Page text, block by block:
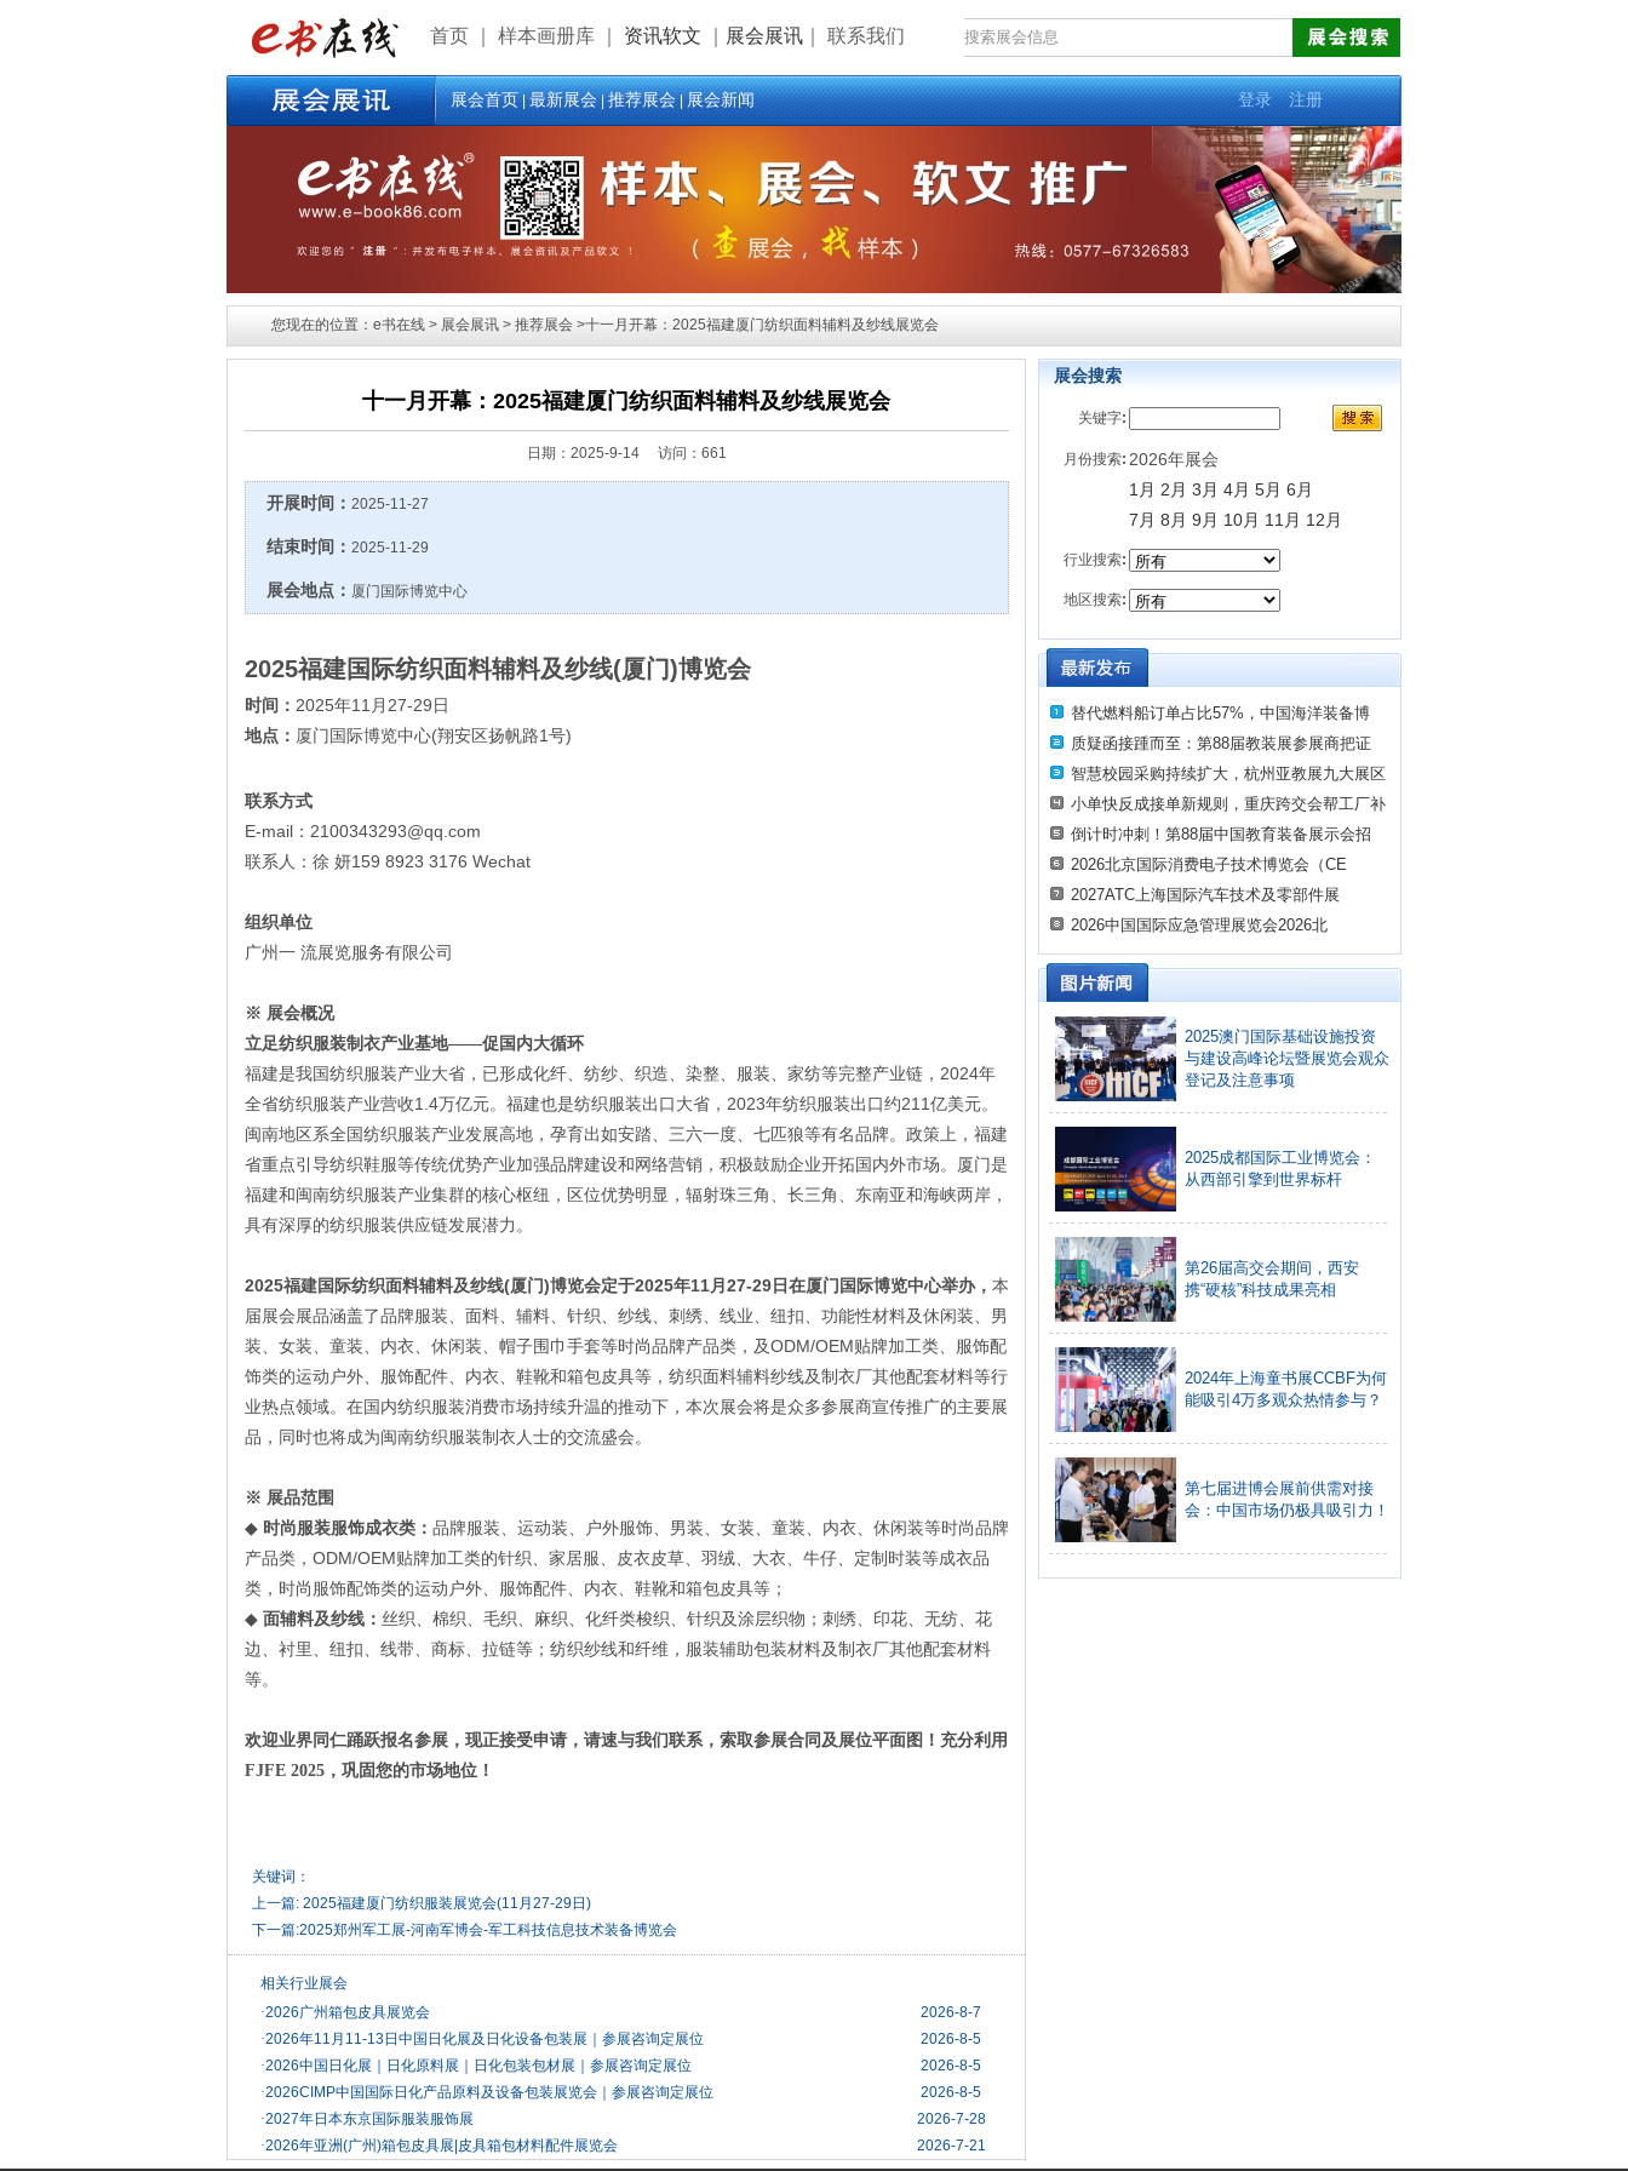
首页 样本画册库 资讯软文 展会展讯 联系我们
展会首页|最新展会|推荐展会|展会新闻 登录 注册
您现在的位置：e书在线 > 展会展讯 > 推荐展会 >十一月开幕：2025福建厦门纺织面料辅料及纱线展览会
十一月开幕：2025福建厦门纺织面料辅料及纱线展览会
日期： 2025-9-14 访问：661
开展时间： 2025-11-27
结束时间： 2025-11-29
展会地点： 厦门国际博览中心
2025福建国际纺织面料辅料及纱线(厦门)博览会
时间： 2025年11 月 27-29 日
地点： 厦门国际博览中心(翔安区扬帆路1 号)
联系方式
E-mail ： 2100343293@qq.com
联系人：徐 妍159 8923 3176 Wechat
组织单位
广州一 流展览服务有限公司
※ 展会概况
立足纺织服装制衣产业基地——促国内大循环
福建是我国纺织服装产业大省，已形成化纤、纺纱、织造、染整、服装、家纺等完整产业链， 2024年
全省纺织服装产业营收1.4万亿元。福建也是纺织服装出口大省， 2023年纺织服装出口约211 亿美元。
闽南地区系全国纺织服装产业发展高地，孕育出如安踏、三六一度、七匹狼等有名品牌。政策上，福建
省重点引导纺织鞋服等传统优势产业加强品牌建设和网络营销，积极鼓励企业开拓国内外市场。厦门是
福建和闽南纺织服装产业集群的核心枢纽，区位优势明显，辐射珠三角、长三角、东南亚和海峡两岸，
具有深厚的纺织服装供应链发展潜力。
2025福建国际纺织面料辅料及纱线(厦门)博览会定于2025年11月 27-29日在厦门国际博览中心举办， 本
届展会展品涵盖了品牌服装、面料、辅料、针织、纱线、刺绣、线业、纽扣、功能性材料及休闲装、男
装、女装、童装、内衣、休闲装、帽子围巾手套等时尚品牌产品类，及ODM/OEM贴牌加工类、服饰配
饰类的运动户外、服饰配件、内衣、鞋靴和箱包皮具等，纺织面料辅料纱线及制衣厂其他配套材料等行
业热点领域。在国内纺织服装消费市场持续升温的推动下，本次展会将是众多参展商宣传推广的主要展
品，同时也将成为闽南纺织服装制衣人士的交流盛会。
※ 展品范围
◆ 时尚服装服饰成衣类： 品牌服装、运动装、户外服饰、男装、女装、童装、内衣、休闲装等时尚品牌
产品类， ODM/OEM贴牌加工类的针织、家居服、皮衣皮草、羽绒、大衣、牛仔、定制时装等成衣品
类，时尚服饰配饰类的运动户外、服饰配件、内衣、鞋靴和箱包皮具等；
◆ 面辅料及纱线： 丝织、棉织、毛织、麻织、化纤类梭织、针织及涂层织物；刺绣、印花、无纺、花
边、衬里、纽扣、线带、商标、拉链等；纺织纱线和纤维，服装辅助包装材料及制衣厂其他配套材料
等。
欢迎业界同仁踊跃报名参展，现正接受申请，请速与我们联系，索取参展合同 及展位平面图！充分利用
FJFE 2025，巩固您的市场地位！
关键词：
上一篇: 2025福建厦门纺织服装展览会(11月27-29日)
下一篇:2025郑州军工展-河南军博会-军工科技信息技术装备博览会
相关行业展会
·2026广州箱包皮具展览会
2026-8-7
·2026年11月11-13日中国日化展及日化设备包装展｜参展咨询定展位
2026-8-5
·2026中国日化展｜日化原料展｜日化包装包材展｜参展咨询定展位
2026-8-5
·2026CIMP中国国际日化产品原料及设备包装展览会｜参展咨询定展位
2026-8-5
·2027年日本东京国际服装服饰展
2026-7-28
·2026年亚洲(广州)箱包皮具展|皮具箱包材料配件展览会 2026-7-21
展会搜索
关键字:
月份搜索: 2026年展会
1月 2月 3月 4月 5月 6月
7月 8月 9月 10月 11月 12月
行业搜索:
地区搜索:
替代燃料船订单占比57%，中国海洋装备博
质疑函接踵而至：第88届教装展参展商把证
智慧校园采购持续扩大，杭州亚教展九大展区
小单快反成接单新规则，重庆跨交会帮工厂补
倒计时冲刺！第88届中国教育装备展示会招
2026北京国际消费电子技术博览会（CE
2027ATC上海国际汽车技术及零部件展
2026中国国际应急管理展览会2026北
2025澳门国际基础设施投资
与建设高峰论坛暨展览会观众
登记及注意事项
2025成都国际工业博览会：
从西部引擎到世界标杆
第26届高交会期间，西安
携“硬核”科技成果亮相
2024年上海童书展CCBF为何
能吸引4万多观众热情参与？
第七届进博会展前供需对接
会：中国市场仍极具吸引力！